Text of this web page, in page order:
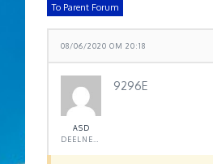
To Parent Forum
08/06/2020 OM 20:18
ASD
9296E